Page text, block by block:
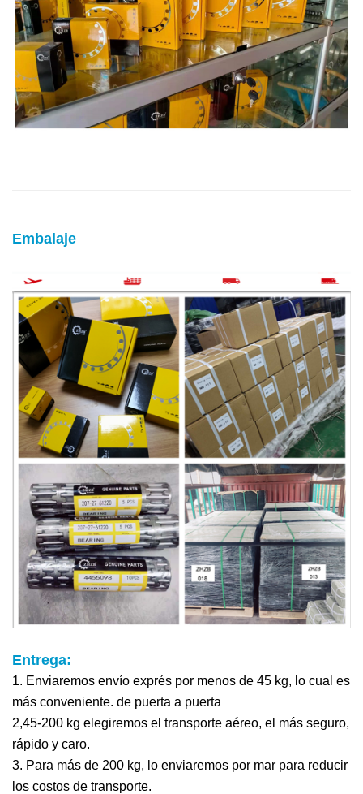
Embalaje
Entrega:
1. Enviaremos envío exprés por menos de 45 kg, lo cual es
más conveniente. de puerta a puerta
2,45-200 kg elegiremos el transporte aéreo, el más seguro,
rápido y caro.
3. Para más de 200 kg, lo enviaremos por mar para reducir
los costos de transporte.